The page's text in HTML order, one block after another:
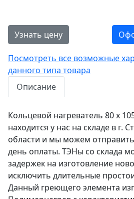
Узнать цену
Посмотреть все возможные
данного типа товара
Описание
Кольцевой нагреватель 80 х
находится у нас на складе в г.
области и мы можем
день оплаты. ТЭНы со склада
задержек на изготовление
исключить длительные
Данный греющего элемента